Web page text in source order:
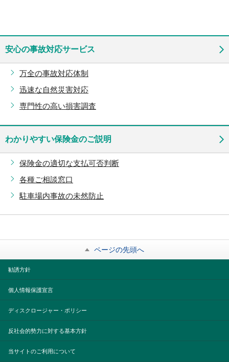
安心の事故対応サービス
万全の事故対応体制
迅速な自然災害対応
専門性の高い損害調査
わかりやすい保険金のご説明
保険金の適切な支払可否判断
各種ご相談窓口
駐車場内事故の未然防止
ページの先頭へ
勧誘方針
個人情報保護宣言
ディスクロージャー・ポリシー
反社会的勢力に対する基本方針
当サイトのご利用について